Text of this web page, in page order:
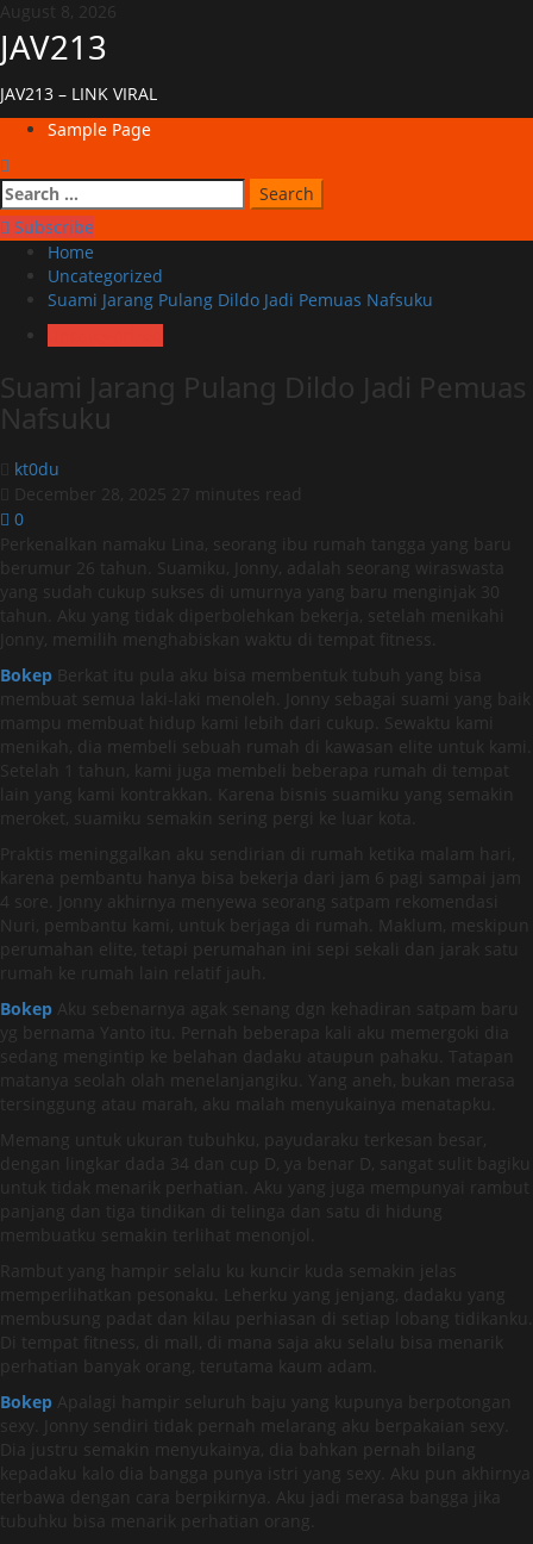
Skip
to
content
August 8, 2026
JAV213
JAV213 – LINK VIRAL
PrimarySample Page
Search
for:
Subscribe
Home
Uncategorized
Suami Jarang Pulang Dildo Jadi Pemuas Nafsuku
Suami Jarang Pulang Dildo Jadi Pemuas
Nafsuku
kt0du
December 28, 2025 27 minutes read
0
Perkenalkan namaku Lina, seorang ibu rumah tangga yang baru
berumur 26 tahun. Suamiku, Jonny, adalah seorang wiraswasta
yang sudah cukup sukses di umurnya yang baru menginjak 30
tahun. Aku yang tidak diperbolehkan bekerja, setelah menikahi
Jonny, memilih menghabiskan waktu di tempat fitness.
Bokep Berkat itu pula aku bisa membentuk tubuh yang bisa
membuat semua laki-laki menoleh. Jonny sebagai suami yang baik
mampu membuat hidup kami lebih dari cukup. Sewaktu kami
menikah, dia membeli sebuah rumah di kawasan elite untuk kami.
Setelah 1 tahun, kami juga membeli beberapa rumah di tempat
lain yang kami kontrakkan. Karena bisnis suamiku yang semakin
meroket, suamiku semakin sering pergi ke luar kota.
Praktis meninggalkan aku sendirian di rumah ketika malam hari,
karena pembantu hanya bisa bekerja dari jam 6 pagi sampai jam
4 sore. Jonny akhirnya menyewa seorang satpam rekomendasi
Nuri, pembantu kami, untuk berjaga di rumah. Maklum, meskipun
perumahan elite, tetapi perumahan ini sepi sekali dan jarak satu
rumah ke rumah lain relatif jauh.
Bokep Aku sebenarnya agak senang dgn kehadiran satpam baru
yg bernama Yanto itu. Pernah beberapa kali aku memergoki dia
sedang mengintip ke belahan dadaku ataupun pahaku. Tatapan
matanya seolah olah menelanjangiku. Yang aneh, bukan merasa
tersinggung atau marah, aku malah menyukainya menatapku.
Memang untuk ukuran tubuhku, payudaraku terkesan besar,
dengan lingkar dada 34 dan cup D, ya benar D, sangat sulit bagiku
untuk tidak menarik perhatian. Aku yang juga mempunyai rambut
panjang dan tiga tindikan di telinga dan satu di hidung
membuatku semakin terlihat menonjol.
Rambut yang hampir selalu ku kuncir kuda semakin jelas
memperlihatkan pesonaku. Leherku yang jenjang, dadaku yang
membusung padat dan kilau perhiasan di setiap lobang tidikanku.
Di tempat fitness, di mall, di mana saja aku selalu bisa menarik
perhatian banyak orang, terutama kaum adam.
Bokep Apalagi hampir seluruh baju yang kupunya berpotongan
sexy. Jonny sendiri tidak pernah melarang aku berpakaian sexy.
Dia justru semakin menyukainya, dia bahkan pernah bilang
kepadaku kalo dia bangga punya istri yang sexy. Aku pun akhirnya
terbawa dengan cara berpikirnya. Aku jadi merasa bangga jika
tubuhku bisa menarik perhatian orang.